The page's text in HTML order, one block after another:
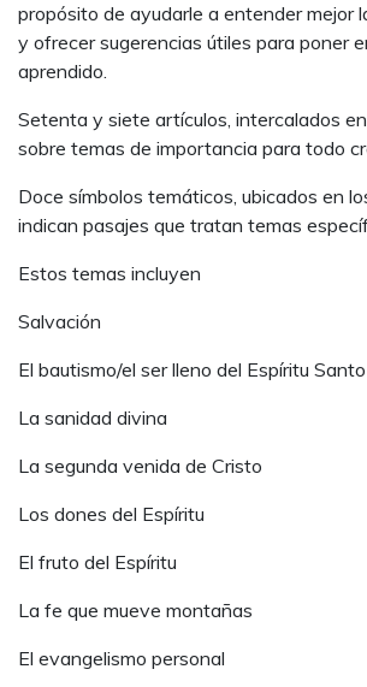
propósito de ayudarle a entender mejor
y ofrecer sugerencias útiles para poner
aprendido.
Setenta y siete artículos, intercalados
sobre temas de importancia para todo
Doce símbolos temáticos, ubicados en
indican pasajes que tratan temas
Estos temas incluyen
Salvación
El bautismo/el ser lleno del Espíritu Santo
La sanidad divina
La segunda venida de Cristo
Los dones del Espíritu
El fruto del Espíritu
La fe que mueve montañas
El evangelismo personal